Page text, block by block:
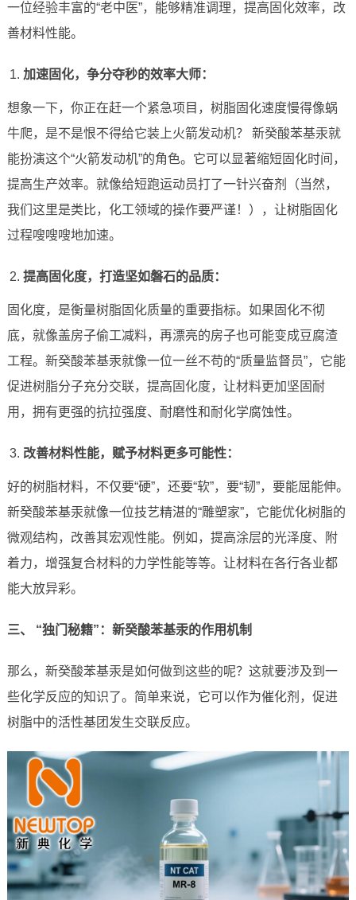
一位经验丰富的“老中医”，能够精准调理，提高固化效率，改
善材料性能。
加速固化，争分夺秒的效率大师：
想象一下，你正在赶一个紧急项目，树脂固化速度慢得像蜗
牛爬，是不是恨不得给它装上火箭发动机？ 新癸酸苯基汞就
能扮演这个“火箭发动机”的角色。它可以显著缩短固化时间，
提高生产效率。就像给短跑运动员打了一针兴奋剂（当然，
我们这里是类比，化工领域的操作要严谨！），让树脂固化
过程嗖嗖嗖地加速。
提高固化度，打造坚如磐石的品质：
固化度，是衡量树脂固化质量的重要指标。如果固化不彻
底，就像盖房子偷工减料，再漂亮的房子也可能变成豆腐渣
工程。新癸酸苯基汞就像一位一丝不苟的“质量监督员”，它能
促进树脂分子充分交联，提高固化度，让材料更加坚固耐
用，拥有更强的抗拉强度、耐磨性和耐化学腐蚀性。
改善材料性能，赋予材料更多可能性：
好的树脂材料，不仅要“硬”，还要“软”，要“韧”，要能屈能伸。
新癸酸苯基汞就像一位技艺精湛的“雕塑家”，它能优化树脂的
微观结构，改善其宏观性能。例如，提高涂层的光泽度、附
着力，增强复合材料的力学性能等等。让材料在各行各业都
能大放异彩。
三、 “独门秘籍”：新癸酸苯基汞的作用机制
那么，新癸酸苯基汞是如何做到这些的呢？这就要涉及到一
些化学反应的知识了。简单来说，它可以作为催化剂，促进
树脂中的活性基团发生交联反应。